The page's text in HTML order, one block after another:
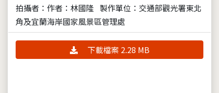
拍攝者：作者：林國隆 製作單位：交通部觀光署東北
角及宜蘭海岸國家風景區管理處
下載檔案 2.28 MB